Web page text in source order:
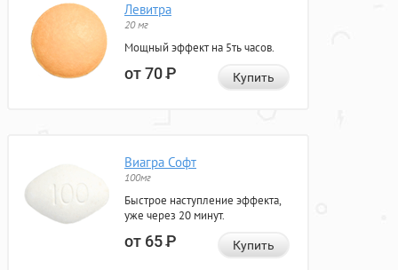
Левитра
20 мг
Мощный эффект на 5ть часов.
от 70Р Купить
Виагра Софт
100мг
Быстрое наступление эффекта,
уже через 20 минут.
от 65Р Купить